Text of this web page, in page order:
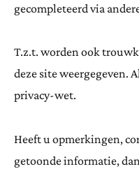
gecompleteerd via
T.z.t. worden ook
deze site weergegeven.
privacy-wet.
Heeft u opmerkingen,
getoonde informatie,